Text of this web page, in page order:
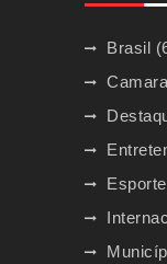
Brasil
Esporte